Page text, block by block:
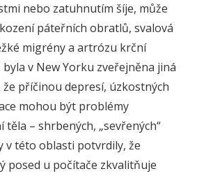
nebo zatuhnutím šíje, může
páteřních obratlů, svalová
migrény a artrózu krční
v New Yorku zveřejněna jiná
že příčinou depresí, úzkostných
mohou být problémy
– shrbených, „sevřených“
v této oblasti potvrdily, že
posed u počítače zkvalitňuje